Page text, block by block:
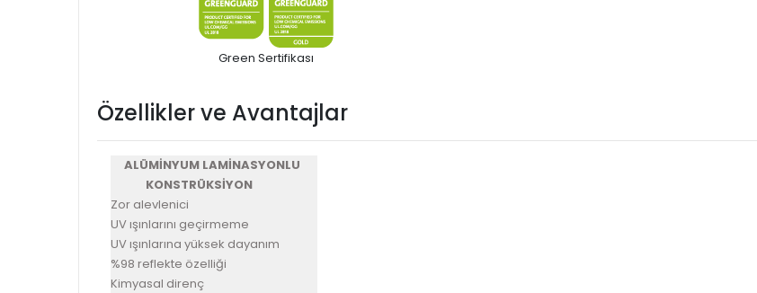
Green Sertifikası
Özellikler ve Avantajlar
ALÜMİNYUM LAMİNASYONLU
KONSTRÜKSİYON
Zor alevlenici
UV ışınlarını geçirmeme
UV ışınlarına yüksek dayanım
%98 reflekte özelliği
Kimyasal direnç